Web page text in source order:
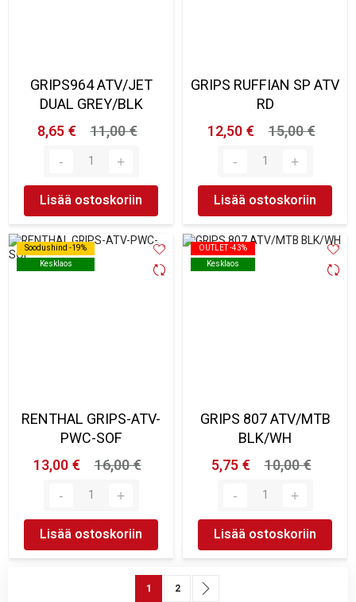
GRIPS964 ATV/JET
DUAL GREY/BLK
8,65 €
11,00 €
Lisää ostoskoriin
GRIPS RUFFIAN SP ATV
RD
12,50 €
15,00 €
Lisää ostoskoriin
Soodushind -19%
Kesklaos
Soodushind -19%
Kesklaos
RENTHAL GRIPS-ATV-
PWC-SOF
13,00 €
16,00 €
Lisää ostoskoriin
OUTLET -43%
Kesklaos
OUTLET -43%
Kesklaos
GRIPS 807 ATV/MTB
BLK/WH
5,75 €
10,00 €
Lisää ostoskoriin
SivuYou're currently reading page
1 Sivu
2